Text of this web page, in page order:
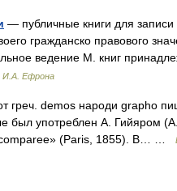
— публичные книги для
гражданско правового
ведение М. книг
И.А. Ефрона
греч. demos народи grapho
был употреблен А. Гийяром
(Paris, 1855). В… …